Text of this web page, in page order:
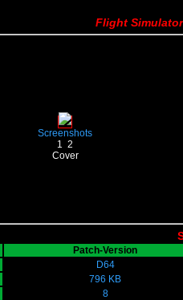
Flight
Screenshots
1 2
Cover
Patch-Version
D64
796 KB
8